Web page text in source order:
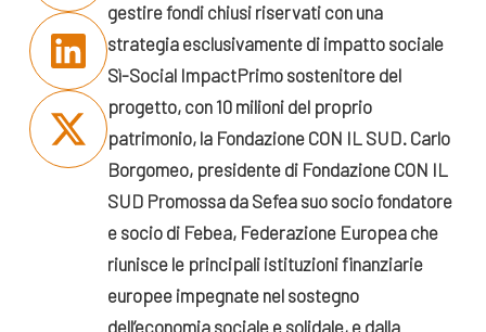
gestire fondi chiusi riservati con una
strategia esclusivamente di impatto sociale
Sì-Social ImpactPrimo sostenitore del
progetto, con 10 milioni del proprio
patrimonio, la Fondazione CON IL SUD. Carlo
Borgomeo, presidente di Fondazione CON IL
SUD Promossa da Sefea suo socio fondatore
e socio di Febea, Federazione Europea che
riunisce le principali istituzioni finanziarie
europee impegnate nel sostegno
dell’economia sociale e solidale, e dalla